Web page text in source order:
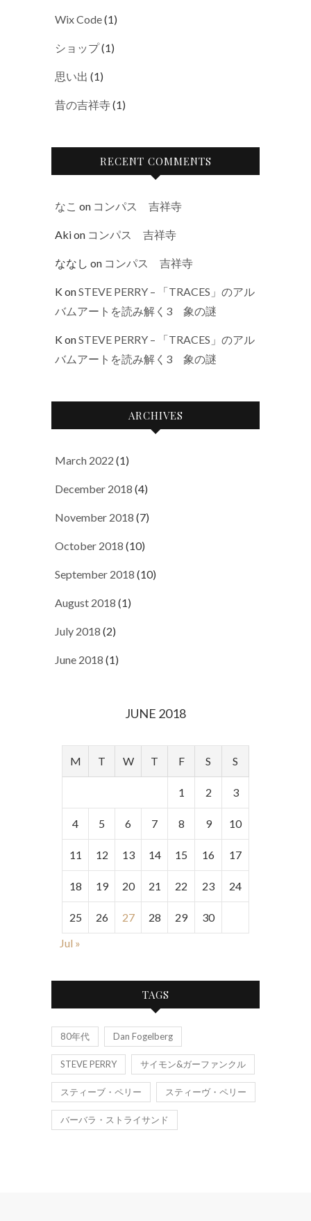
Wix Code(1)
ショップ(1)
思い出 (1)
昔の吉祥寺(1)
RECENT COMMENTS
なこ on コンパス 吉祥寺
Akion コンパス 吉祥寺
ななし on コンパス 吉祥寺
KonSTEVE PERRY – 「TRACES」のアル
バムアートを読み解く3 象の謎
KonSTEVE PERRY – 「TRACES」のアル
バムアートを読み解く3 象の謎
ARCHIVES
March 2022 (1)
December 2018 (4)
November 2018 (7)
October 2018 (10)
September 2018 (10)
August 2018 (1)
July 2018 (2)
June 2018 (1)
JUNE 2018
M T W T F S S
1 2 3
4 5 6 7 8 9 10
11 12 13 14 15 16 17
18 19 20 21 22 23 24
25 26 27 28 29
30
Jul »
TAGS
80年代 Dan Fogelberg
STEVE PERRY サイモン&ガーファンクル
スティーブ・ペリー スティーヴ・ペリー
バーバラ・ストライサンド